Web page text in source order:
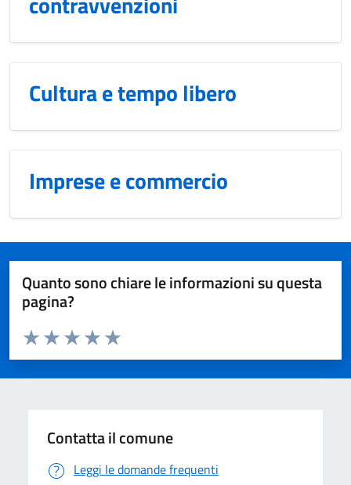
Cultura e tempo libero
Imprese e commercio
Quanto sono chiare le informazioni su questa
pagina?
Domanda
Valuta da 1 a 5 stelle la pagina
Valuta 5 stelle su 5
Valuta 4 stelle su 5
Valuta 3 stelle su 5
Valuta 2 stelle su 5
Valuta 1 stelle su 5
Contatta il comune
Leggi le domande frequenti